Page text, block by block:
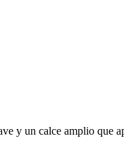
y un calce amplio que